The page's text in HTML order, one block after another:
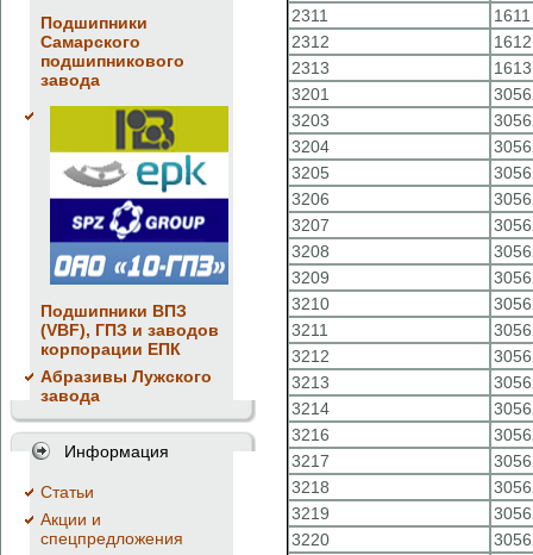
Подшипники
Самарского
подшипникового
завода
Подшипники ВПЗ
(VBF), ГПЗ и заводов
корпорации ЕПК
Абразивы Лужского
завода
Информация
Cтатьи
Акции и
спецпредложения
2311
1611
2312
1612
2313
1613
3201
3203
3204
3205
3206
3207
3208
3209
3210
3211
3212
3213
3214
3216
3217
3218
3219
3220